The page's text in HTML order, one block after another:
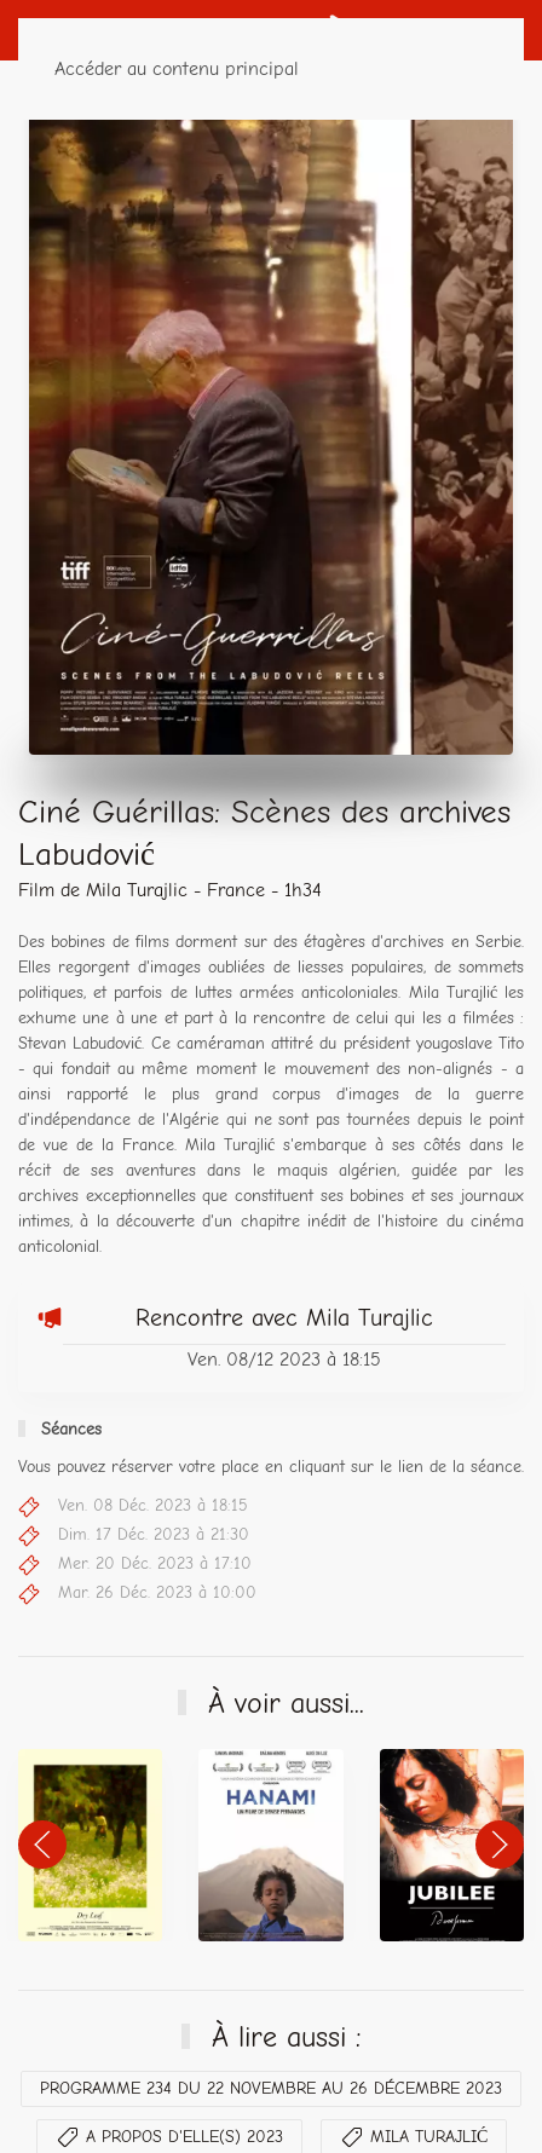
Accéder au contenu principal
Ciné Guérillas: Scènes des archives
Labudović
Film de Mila Turajlic - France - 1h34
Des bobines de films dorment sur des étagères d'archives en Serbie.
Elles regorgent d'images oubliées de liesses populaires, de sommets
politiques, et parfois de luttes armées anticoloniales. Mila Turajlić les
exhume une à une et part à la rencontre de celui qui les a filmées :
Stevan Labudović. Ce caméraman attitré du président yougoslave Tito
- qui fondait au même moment le mouvement des non-alignés - a
ainsi rapporté le plus grand corpus d'images de la guerre
d'indépendance de l'Algérie qui ne sont pas tournées depuis le point
de vue de la France. Mila Turajlić s'embarque à ses côtés dans le
récit de ses aventures dans le maquis algérien, guidée par les
archives exceptionnelles que constituent ses bobines et ses journaux
intimes, à la découverte d'un chapitre inédit de l'histoire du cinéma
anticolonial.
Rencontre avec Mila Turajlic
Ven. 08/12 2023 à 18:15
Séances
Vous pouvez réserver votre place en cliquant sur le lien de la séance.
Ven. 08 Déc. 2023 à 18:15
Dim. 17 Déc. 2023 à 21:30
Mer. 20 Déc. 2023 à 17:10
Mar. 26 Déc. 2023 à 10:00
À voir aussi...
À lire aussi :
PROGRAMME 234 DU 22 NOVEMBRE AU 26 DÉCEMBRE 2023
A PROPOS D'ELLE(S) 2023 MILA TURAJLIĆ